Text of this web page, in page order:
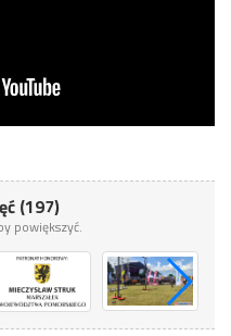
(197)
powiększyć.